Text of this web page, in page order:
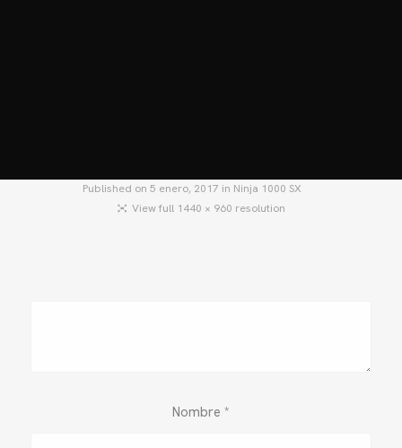
Published on 5 enero, 2017 in Ninja 1000 SX
View full 1440 × 960 resolution
Nombre *